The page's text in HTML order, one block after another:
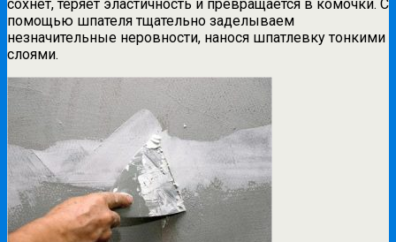
сохнет, теряет эластичность и превращается в комочки. С
помощью шпателя тщательно заделываем
незначительные неровности, нанося шпатлевку тонкими
слоями.